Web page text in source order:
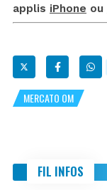
applis iPhone ou
MERCATO OM
FIL INFOS